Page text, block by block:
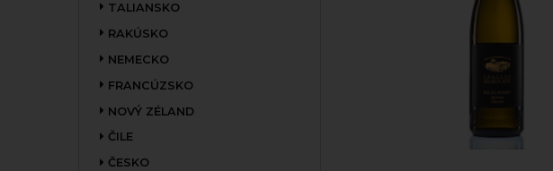
TALIANSKO
RAKÚSKO
NEMECKO
FRANCÚZSKO
NOVÝ ZÉLAND
ČILE
ČESKO